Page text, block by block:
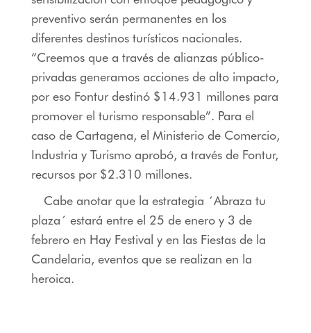
preventivo serán permanentes en los
diferentes destinos turísticos nacionales.
“Creemos que a través de alianzas público-
privadas generamos acciones de alto impacto,
por eso Fontur destinó $14.931 millones para
promover el turismo responsable”. Para el
caso de Cartagena, el Ministerio de Comercio,
Industria y Turismo aprobó, a través de Fontur,
recursos por $2.310 millones.
Cabe anotar que la estrategia ´Abraza tu
plaza´ estará entre el 25 de enero y 3 de
febrero en Hay Festival y en las Fiestas de la
Candelaria, eventos que se realizan en la
heroica.